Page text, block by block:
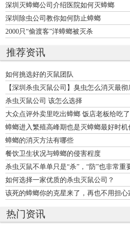
深圳灭蟑螂公司介绍医院如何灭蟑螂
深圳除虫公司教你如何防止蟑螂
2000只“偷渡客”洋蟑螂被灭杀
推荐资讯
如何挑选好的灭鼠团队
【深圳杀虫灭鼠公司】臭虫怎么消灭最彻
杀虫灭鼠公司 该怎么选择
大众点评外卖里吃出蟑螂 饭店老板给吃了
蟑螂进入繁殖高峰期也是灭蟑螂最好时
蟑螂的消灭方法有哪些
餐饮卫生状况与蟑螂的侵害程度
杀虫灭鼠不单单只是“杀”，“防”也非常重
如何选择一家优质的杀虫灭鼠公司？
该死的蟑螂你的克星来了，再也不用担心
热门资讯